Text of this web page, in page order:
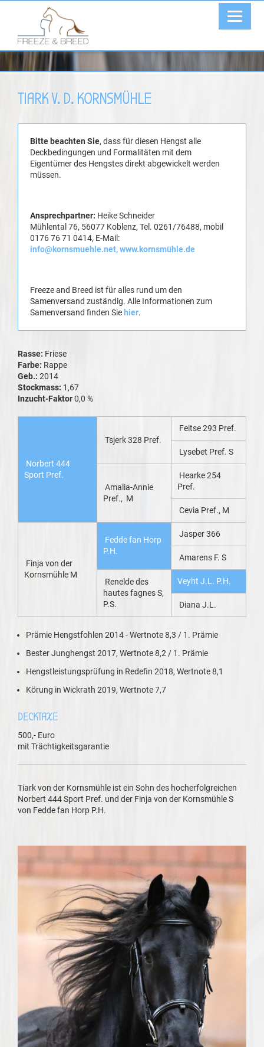
TIARK V. D. KORNSMÜHLE
Bitte beachten Sie, dass für diesen Hengst alle
Deckbedingungen und Formalitäten mit dem
Eigentümer des Hengstes direkt abgewickelt werden
müssen.
Ansprechpartner: Heike Schneider
Mühlental 76, 56077 Koblenz, Tel. 0261/76488, mobil
0176 76 71 0414, E-Mail:
info@kornsmuehle.net,www.kornsmühle.de
Freeze and Breed ist für alles rund um den
Samenversand zuständig. Alle Informationen zum
Samenversand finden Sie hier.
Rasse: Friese
Farbe: Rappe
Geb.: 2014
Stockmass: 1,67
Inzucht-Faktor0,0 %
Norbert 444
Sport Pref.
Tsjerk 328 Pref.
Feitse 293 Pref.
Lysebet Pref. S
Amalia-Annie
Pref., M
Hearke 254
Pref.
Cevia Pref., M
Finja von der
Kornsmühle M
Fedde fan Horp
P.H.
Jasper 366
Amarens F. S
Renelde des
hautes fagnes S,
P.S.
Veyht J.L. P.H.
Diana J.L.
Prämie Hengstfohlen 2014 - Wertnote 8,3 / 1. Prämie
Bester Junghengst 2017, Wertnote 8,2 / 1. Prämie
Hengstleistungsprüfung in Redefin 2018, Wertnote 8,1
Körung in Wickrath 2019, Wertnote 7,7
DECKTAXE
500,- Euro
mit Trächtigkeitsgarantie
Tiark von der Kornsmühle ist ein Sohn des hocherfolgreichen
Norbert 444 Sport Pref. und der Finja von der Kornsmühle S
von Fedde fan Horp P.H.